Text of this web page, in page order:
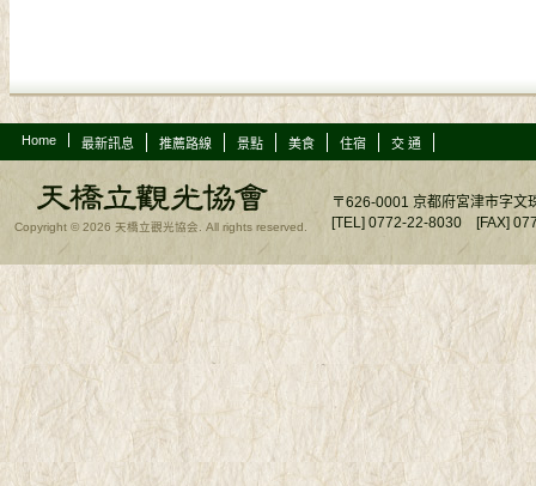
Home 最新訊息 推薦路線 景點 美食 住宿 交 通
Copyright © 2026 天橋立觀光協会. All rights reserved.
〒626-0001 京都府宮津市字
[TEL] 0772-22-8030 [FAX]